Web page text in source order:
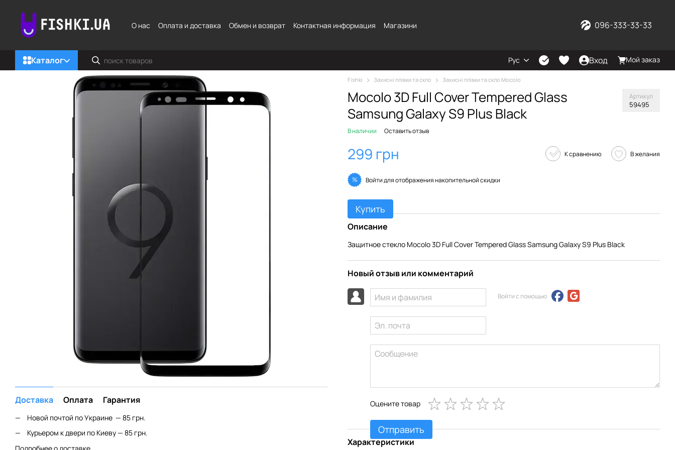
О нас
Оплата и доставка Обмен и возврат Контактная информация Магазини 096-333-33-33
Каталог Рус Вход Мой заказ
Доставка Оплата Гарантия
Новой почтой по Украине — 85 грн.
Курьером к двери по Киеву — 85 грн.
Fishki Захисні плівки та скло Захисні плівки та скло Mocolo
Mocolo 3D Full Cover Tempered Glass
Samsung Galaxy S9 Plus Black
Артикул
59495
В наличии Оставить отзыв
299 грн К сравнению В желания
% Войтидля отображения накопительной скидки
Купить
Описание
Защитное стекло Mocolo 3D Full Cover Tempered Glass Samsung Galaxy S9 Plus Black
Новый отзыв или комментарий
Войти с помощью
Оцените товар
Отправить
Характеристики